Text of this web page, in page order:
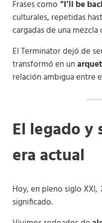
Frases como“I’ll be
culturales, repetidas
cargadas de una mezcla
El Terminator dejó de
transformó en un
relación ambigua entre
El legado y
era actual
Hoy, en pleno siglo XXI,
significado.